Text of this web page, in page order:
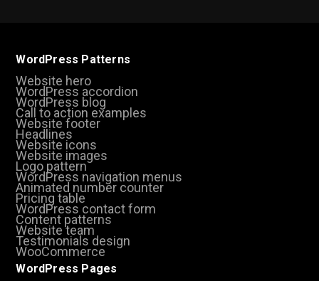
WordPress Patterns
Website hero
WordPress accordion
WordPress blog
Call to action examples
Website footer
Headlines
Website icons
Website images
Logo pattern
WordPress navigation menus
Animated number counter
Pricing table
WordPress contact form
Content patterns
Website team
Testimonials design
WooCommerce
WordPress Pages